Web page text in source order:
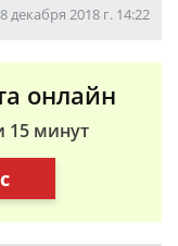
8 декабря 2018 г. 14:22
онлайн
15 минут